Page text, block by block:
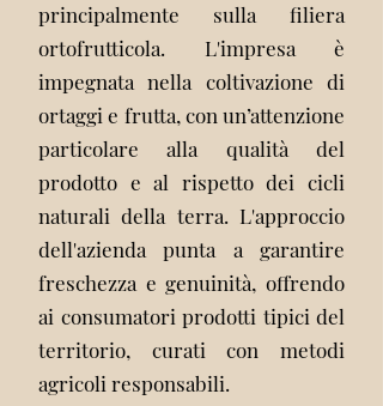
principalmente sulla filiera
ortofrutticola. L'impresa è
impegnata nella coltivazione di
ortaggi e frutta, con un’attenzione
particolare alla qualità del
prodotto e al rispetto dei cicli
naturali della terra. L'approccio
dell'azienda punta a garantire
freschezza e genuinità, offrendo
ai consumatori prodotti tipici del
territorio, curati con metodi
agricoli responsabili.